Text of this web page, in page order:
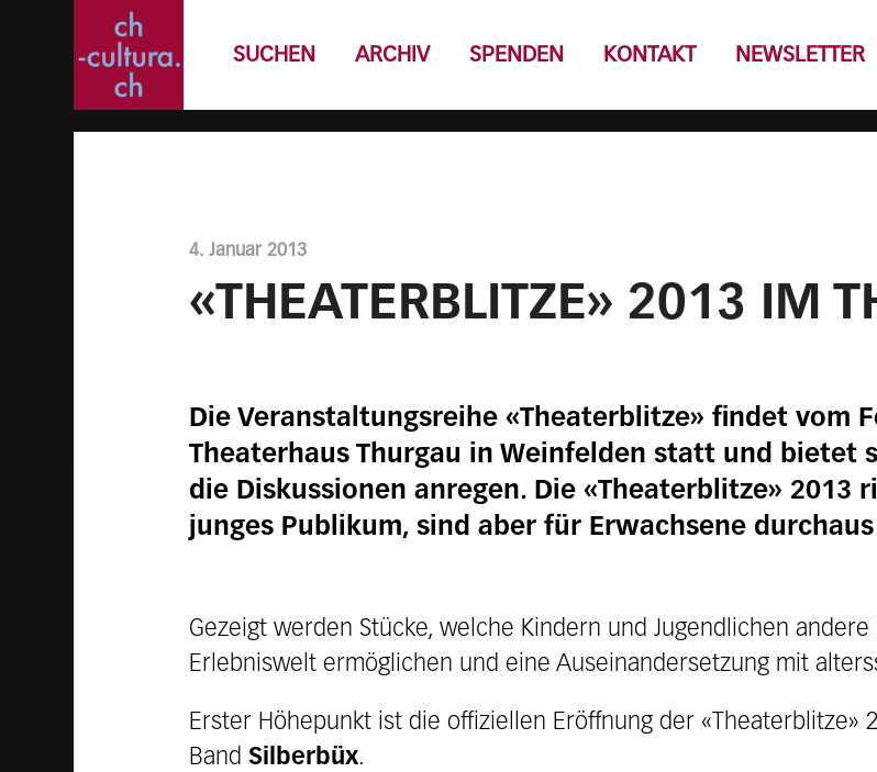
SUCHEN ARCHIV SPENDEN KONTAKT NEWSLETTER
4. Januar 2013
«THEATERBLITZE» 2013 IM
Die Veranstaltungsreihe «Theaterblitze» findet vom
Theaterhaus Thurgau in Weinfelden statt und bietet
die Diskussionen anregen. Die «Theaterblitze» 2013
junges Publikum, sind aber für Erwachsene
Gezeigt werden Stücke, welche Kindern und Jugendlichen
Erlebniswelt ermöglichen und eine Auseinandersetzung mit
Erster Höhepunkt ist die offiziellen Eröffnung der «Theaterblitze»
Band Silberbüx.